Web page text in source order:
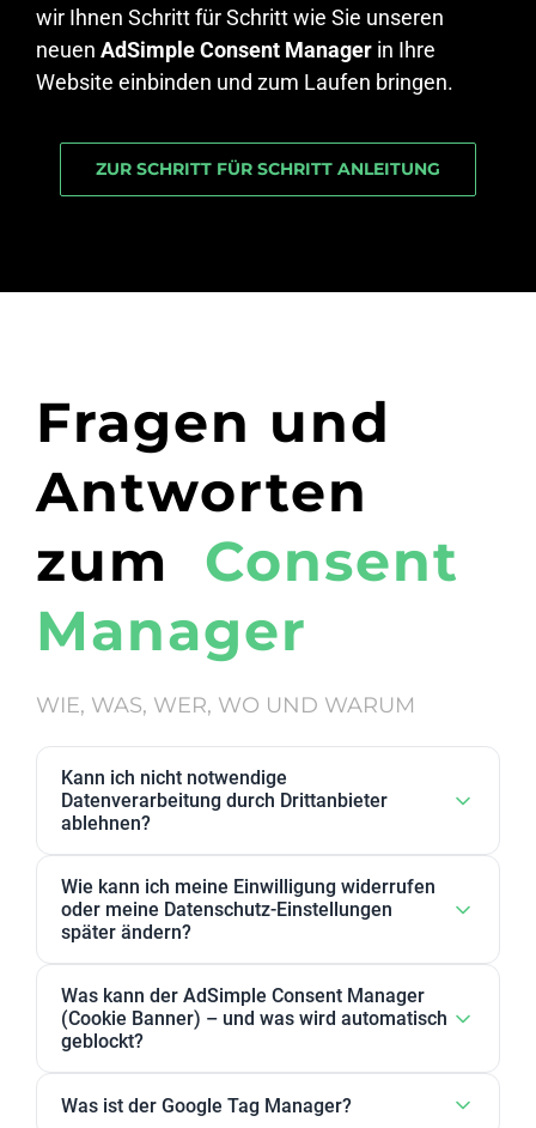
wir Ihnen Schritt für Schritt wie Sie unseren
neuen AdSimple Consent Manager in Ihre
Website einbinden und zum Laufen bringen.
ZUR SCHRITT FÜR SCHRITT ANLEITUNG
Fragen und
Antworten
zum Consent
Manager
WIE, WAS, WER, WO UND WARUM
Kann ich nicht notwendige
Datenverarbeitung durch Drittanbieter
ablehnen?
nicht notwendig eingestuft haben, kann in den
Datenschutz-Einstellungen abgelehnt werden. Sie
Zweckgruppen akzeptieren oder ablehnen.
Wie kann ich meine Einwilligung widerrufen
oder meine Datenschutz-Einstellungen
später ändern?
ändern. Außerdem können Sie Ihre Zustimmung
jederzeit widerrufen, indem Sie Ihre Einwilligungen
Was kann der AdSimple Consent Manager
(Cookie Banner) – und was wird automatisch
geblockt?
JavaScript-Lösung oder WordPress-Plugin verfügbar
Was ist der Google Tag Manager?